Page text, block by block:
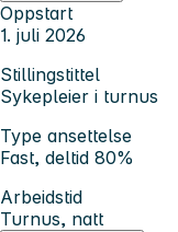
Oppstart
1. juli 2026
Stillingstittel
Sykepleier i turnus
Type ansettelse
Fast, deltid 80%
Arbeidstid
Turnus, natt